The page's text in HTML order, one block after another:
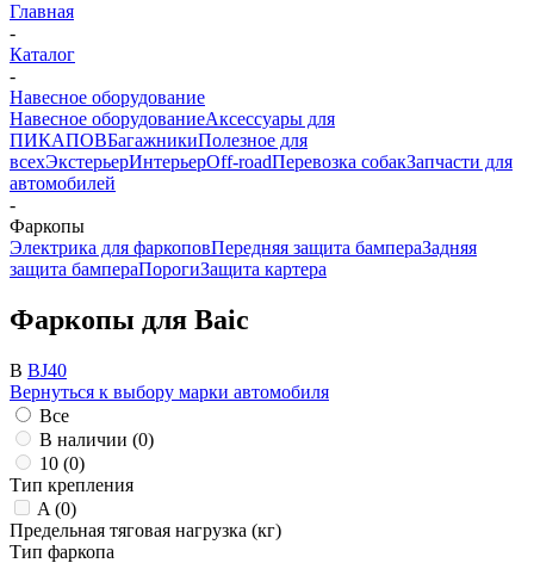
Главная
-
Каталог
-
Навесное оборудование
Навесное оборудованиеАксессуары для
ПИКАПОВБагажникиПолезное для
всехЭкстерьерИнтерьерOff-roadПеревозка собакЗапчасти для
автомобилей
-
Фаркопы
Электрика для фаркоповПередняя защита бампераЗадняя
защита бампераПорогиЗащита картера
Фаркопы для Baic
B BJ40
Вернуться к выбору марки автомобиля
Все
В наличии (0)
10 (0)
Тип крепления
A (0)
Предельная тяговая нагрузка (кг)
Тип фаркопа